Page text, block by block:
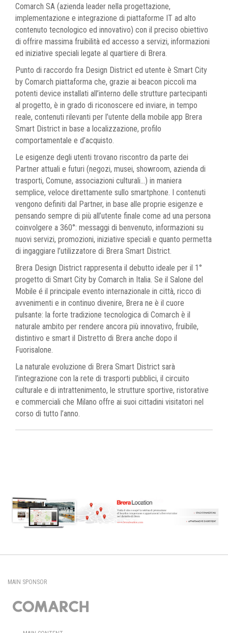
Comarch SA (azienda leader nella progettazione,
implementazione e integrazione di piattaforme IT ad alto
contenuto tecnologico ed innovativo) con il preciso obiettivo
di offrire massima fruibilità ed accesso a servizi, informazioni
ed iniziative speciali legate al quartiere di Brera.
Punto di raccordo fra Design District ed utente è Smart City
by Comarch piattaforma che, grazie ai beacon piccoli ma
potenti device installati all’interno delle strutture partecipanti
al progetto, è in grado di riconoscere ed inviare, in tempo
reale, contenuti rilevanti per l’utente della mobile app Brera
Smart District in base a localizzazione, profilo
comportamentale e d’acquisto.
Le esigenze degli utenti trovano riscontro da parte dei
Partner attuali e futuri (negozi, musei, showroom, azienda di
trasporti, Comune, associazioni culturali...) in maniera
semplice, veloce direttamente sullo smartphone. I contenuti
vengono definiti dal Partner, in base alle proprie esigenze e
pensando sempre di più all’utente finale come ad una persona
coinvolgere a 360°: messaggi di benvenuto, informazioni su
nuovi servizi, promozioni, iniziative speciali e quanto permetta
di ingaggiare l’utilizzatore di Brera Smart District.
Brera Design District rappresenta il debutto ideale per il 1°
progetto di Smart City by Comarch in Italia. Se il Salone del
Mobile é il principale evento internazionale in città, ricco di
avvenimenti e in continuo divenire, Brera ne è il cuore
pulsante: la forte tradizione tecnologica di Comarch è il
naturale ambito per rendere ancora più innovativo, fruibile,
distintivo e smart il Distretto di Brera anche dopo il
Fuorisalone.
La naturale evoluzione di Brera Smart District sarà
l’integrazione con la rete di trasporti pubblici, il circuito
culturale e di intrattenimento, le strutture sportive, ristorative
e commerciali che Milano offre ai suoi cittadini visitatori nel
corso di tutto l’anno.
MAIN SPONSOR